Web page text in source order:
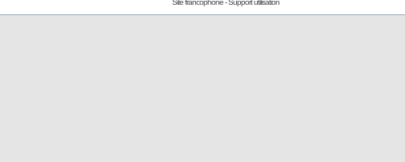
Site francophone-Support utilisation